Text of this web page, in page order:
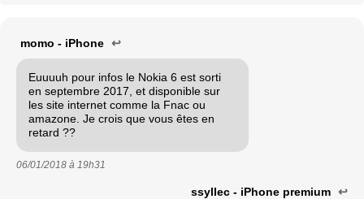
momo - iPhone ↩
Euuuuh pour infos le Nokia 6 est sorti
en septembre 2017, et disponible sur
les site internet comme la Fnac ou
amazone. Je crois que vous êtes en
retard ??
06/01/2018 à 19h31
ssyllec - iPhone premium ↩